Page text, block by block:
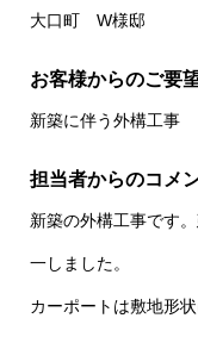
大口町 W様邸
お客様からのご要
新築に伴う外構工事
担当者からのコメ
新築の外構工事です
一しました。
カーポートは敷地形